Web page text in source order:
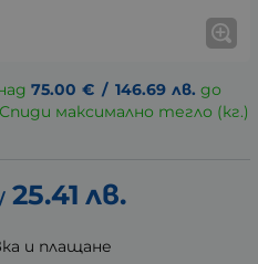
75.00 € / 146.69 лв. до
максимално тегло (кг.)
/ 25.41 лв.
и плащане